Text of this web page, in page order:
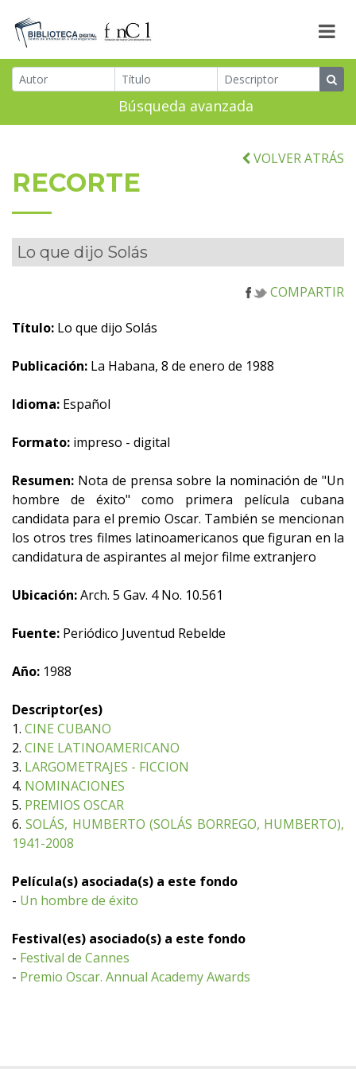
Búsqueda avanzada
VOLVER ATRÁS
RECORTE
Lo que dijo Solás
COMPARTIR
Título: Lo que dijo Solás
Publicación: La Habana, 8 de enero de 1988
Idioma: Español
Formato: impreso - digital
Resumen: Nota de prensa sobre la nominación de "Un
hombre de éxito" como primera película cubana
candidata para el premio Oscar. También se mencionan
los otros tres filmes latinoamericanos que figuran en la
candidatura de aspirantes al mejor filme extranjero
Ubicación:Arch. 5 Gav. 4 No. 10.561
Fuente: Periódico Juventud Rebelde
Año: 1988
Descriptor(es)
1. CINE CUBANO
2. CINE LATINOAMERICANO
3. LARGOMETRAJES - FICCION
4. NOMINACIONES
5. PREMIOS OSCAR
6.SOLÁS, HUMBERTO (SOLÁS BORREGO, HUMBERTO),
1941-2008
Película(s) asociada(s) a este fondo
- Un hombre de éxito
Festival(es) asociado(s) a este fondo
- Festival de Cannes
- Premio Oscar. Annual Academy Awards